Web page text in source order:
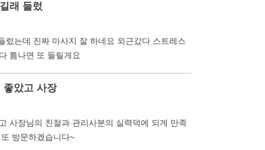
래 들렀
렀는데 진짜 마사지 잘 하네요 외근갔다 스트레스
틈나면 또 들릴게요
좋았고 사장
사장님의 친절과 관리사분의 실력덕에 되게 만족
방문하겠습니다~